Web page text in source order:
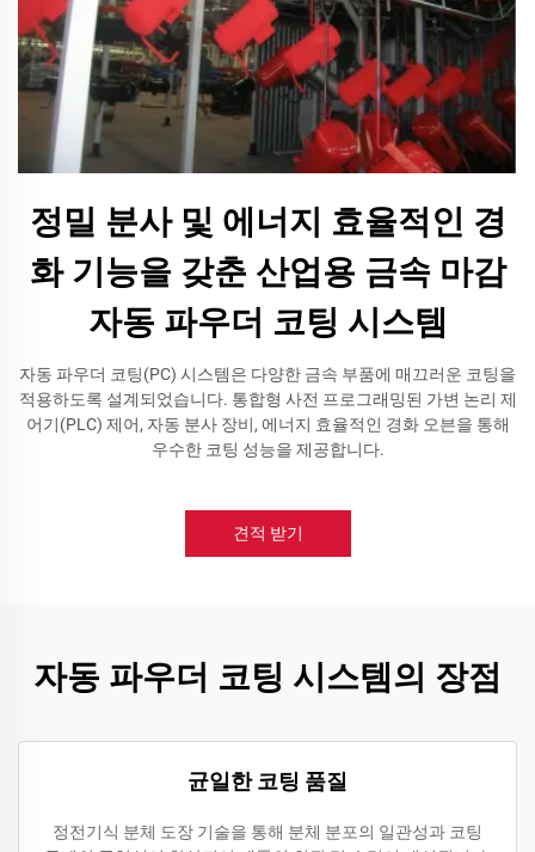
정밀 분사 및 에너지 효율적인 경
화 기능을 갖춘 산업용 금속 마감
자동 파우더 코팅 시스템
자동 파우더 코팅(PC) 시스템은 다양한 금속 부품에 매끄러운 코팅을
적용하도록 설계되었습니다. 통합형 사전 프로그래밍된 가변 논리 제
어기(PLC) 제어, 자동 분사 장비, 에너지 효율적인 경화 오븐을 통해
우수한 코팅 성능을 제공합니다.
견적 받기
자동 파우더 코팅 시스템의 장점
균일한 코팅 품질
정전기식 분체 도장 기술을 통해 분체 분포의 일관성과 코팅